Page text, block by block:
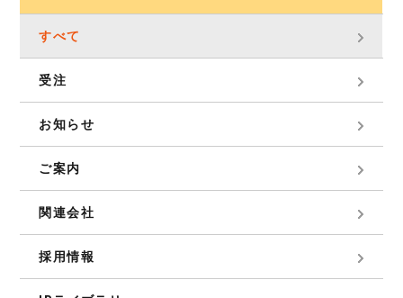
すべて
受注
お知らせ
ご案内
関連会社
採用情報